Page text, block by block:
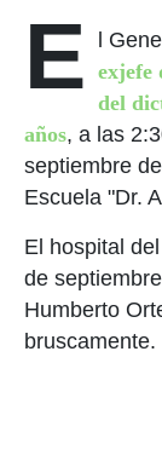
E l
exjefe
del
años, a las
septiembre
Escuela "Dr.
El hospital
de
Humberto
bruscamente.